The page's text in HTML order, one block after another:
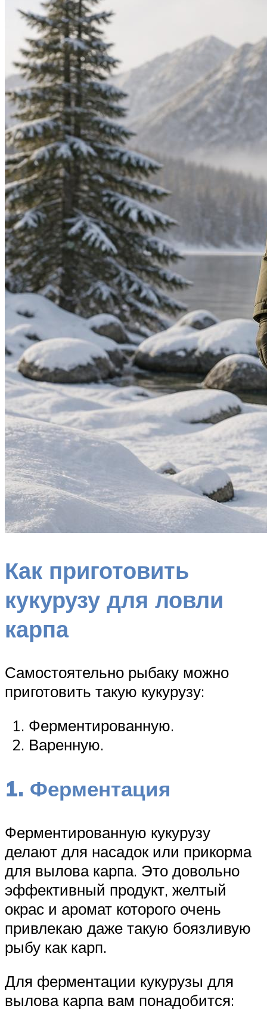
Как приготовить
кукурузу для ловли
карпа
Самостоятельно рыбаку можно
приготовить такую кукурузу:
Ферментированную.
Варенную.
1. Ферментация
Ферментированную кукурузу
делают для насадок или прикорма
для вылова карпа. Это довольно
эффективный продукт, желтый
окрас и аромат которого очень
привлекаю даже такую боязливую
рыбу как карп.
Для ферментации кукурузы для
вылова карпа вам понадобится: